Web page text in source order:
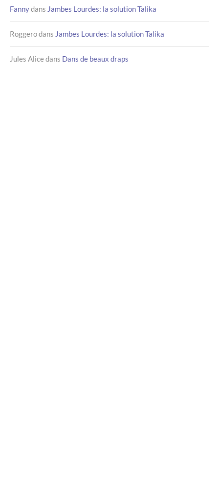
Fannydans Jambes Lourdes: la solution Talika
Roggerodans Jambes Lourdes: la solution Talika
Jules Alicedans Dans de beaux draps